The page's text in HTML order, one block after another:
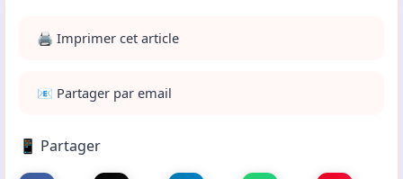
🖨️ Imprimer cet article
📧 Partager par email
📱 Partager